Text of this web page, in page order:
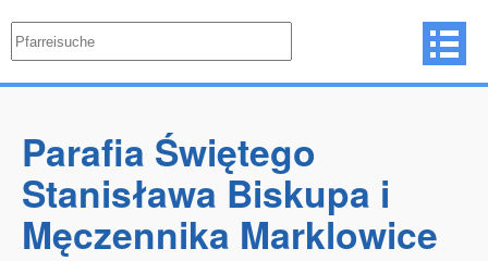
Parafia Świętego
Stanisława Biskupa i
Męczennika Marklowice